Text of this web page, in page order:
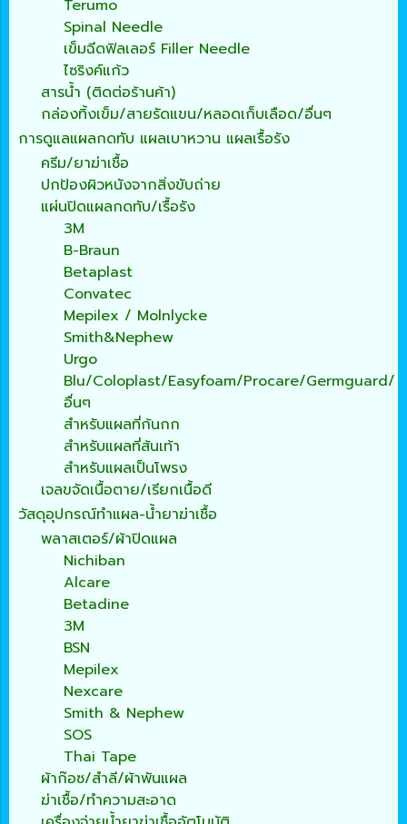
Terumo
Spinal Needle
เข็มฉีดฟิลเลอร์ Filler Needle
ไซริงค์แก้ว
สารน้ำ (ติดต่อร้านค้า)
กล่องทิ้งเข็ม/สายรัดแขน/หลอดเก็บเลือด/อื่นๆ
การดูแลแผลกดทับ แผลเบาหวาน แผลเรื้อรัง
ครีม/ยาฆ่าเชื้อ
ปกป้องผิวหนังจากสิ่งขับถ่าย
แผ่นปิดแผลกดทับ/เรื้อรัง
3M
B-Braun
Betaplast
Convatec
Mepilex / Molnlycke
Smith&Nephew
Urgo
Blu/Coloplast/Easyfoam/Procare/Germguard/
อื่นๆ
สำหรับแผลที่ก้นกก
สำหรับแผลที่ส้นเท้า
สำหรับแผลเป็นโพรง
เจลขจัดเนื้อตาย/เรียกเนื้อดี
วัสดุอุปกรณ์ทำแผล-น้ำยาฆ่าเชื้อ
พลาสเตอร์/ผ้าปิดแผล
Nichiban
Alcare
Betadine
3M
BSN
Mepilex
Nexcare
Smith & Nephew
SOS
Thai Tape
ผ้าก๊อซ/สำลี/ผ้าพันแผล
ฆ่าเชื้อ/ทำความสะอาด